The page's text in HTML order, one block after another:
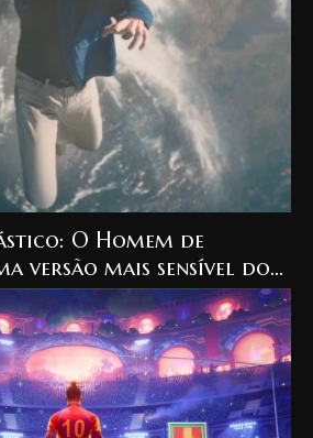
O Homem de
versão mais sensível do